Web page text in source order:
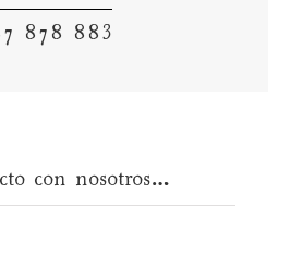
878 883
con nosotros…